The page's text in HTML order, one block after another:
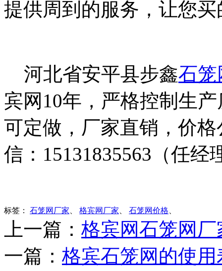
提供周到的服务，让您
河北省安平县步鑫石笼
宾网10年，严格控制生
可定做，厂家直销，价
信：15131835563（任经
标签： 石笼网厂家 格宾网厂家 石笼网价格
上一篇： 格宾网石笼网
一篇： 格宾石笼网的使用